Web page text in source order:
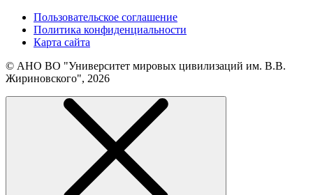
Пользовательское соглашение
Политика конфиденциальности
Карта сайта
© АНО ВО "Университет мировых цивилизаций им. В.В.
Жириновского", 2026